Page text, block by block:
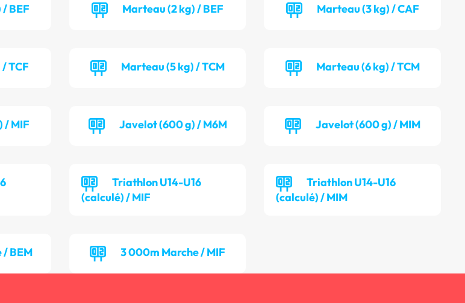
BEF Marteau (2 kg) / BEF Marteau (3 kg) / CAF
TCF Marteau (5 kg) / TCM Marteau (6 kg) / TCM
/ MIF Javelot (600 g) / M6M Javelot (600 g) / MIM
Triathlon U14-U16
(calculé) / MIF
Triathlon U14-U16
(calculé) / MIM
BEM 3 000m Marche / MIF